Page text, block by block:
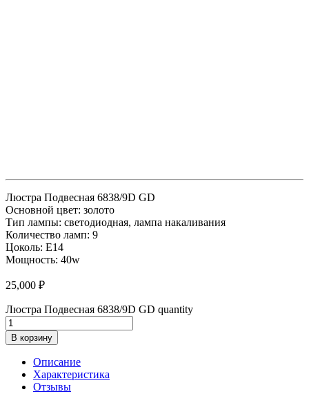
Люстра Подвесная 6838/9D GD
Основной цвет: золото
Тип лампы: светодиодная, лампа накаливания
Количество ламп: 9
Цоколь: E14
Мощность: 40w
25,000 ₽
Люстра Подвесная 6838/9D GD quantity
В корзину
Описание
Характеристика
Отзывы